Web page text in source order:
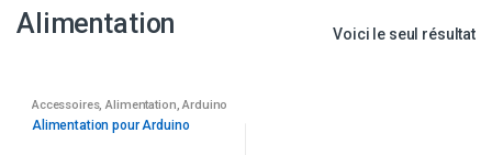
Alimentation Voici le seul résultat
Accessoires,Alimentation,Arduino
Alimentation pour Arduino